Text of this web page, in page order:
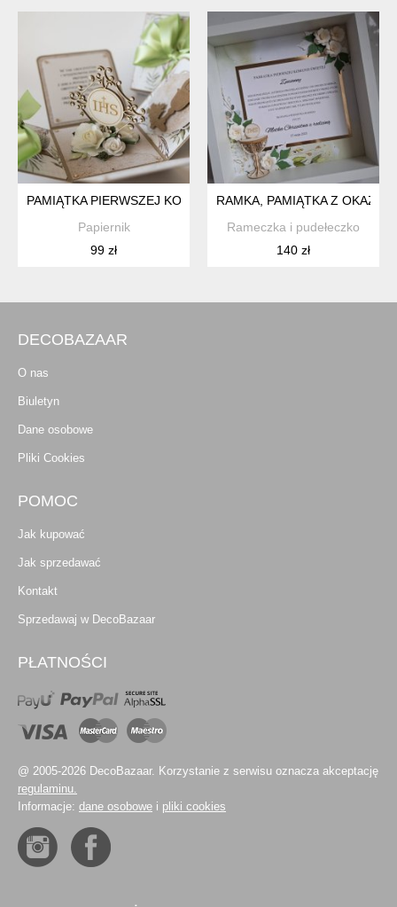
PAMIĄTKA PIERWSZEJ KOMUNII ŚWIĘTEJ EXPLODING BOX
Papiernik
99 zł
RAMKA, PAMIĄTKA Z OKAZJI
Rameczka i pudełeczko
140 zł
DECOBAZAAR
O nas
Biuletyn
Dane osobowe
Pliki Cookies
POMOC
Jak kupować
Jak sprzedawać
Kontakt
Sprzedawaj w DecoBazaar
PŁATNOŚCI
@ 2005-2026 DecoBazaar. Korzystanie z serwisu oznacza akceptację
regulaminu.
Informacje: dane osobowe i pliki cookies